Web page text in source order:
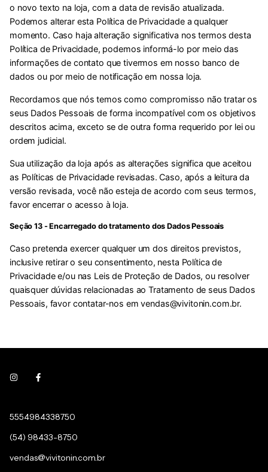
o novo texto na loja, com a data de revisão atualizada.
Podemos alterar esta Política de Privacidade a qualquer
momento. Caso haja alteração significativa nos termos desta
Política de Privacidade, podemos informá-lo por meio das
informações de contato que tivermos em nosso banco de
dados ou por meio de notificação em nossa loja.
Recordamos que nós temos como compromisso não tratar os
seus Dados Pessoais de forma incompatível com os objetivos
descritos acima, exceto se de outra forma requerido por lei ou
ordem judicial.
Sua utilização da loja após as alterações significa que aceitou
as Políticas de Privacidade revisadas. Caso, após a leitura da
versão revisada, você não esteja de acordo com seus termos,
favor encerrar o acesso à loja.
Seção 13 - Encarregado do tratamento dos Dados Pessoais
Caso pretenda exercer qualquer um dos direitos previstos,
inclusive retirar o seu consentimento, nesta Política de
Privacidade e/ou nas Leis de Proteção de Dados, ou resolver
quaisquer dúvidas relacionadas ao Tratamento de seus Dados
Pessoais, favor contatar-nos emvendas@vivitonin.com.br.
5554984338750
(54) 98433-8750
vendas@vivitonin.com.br